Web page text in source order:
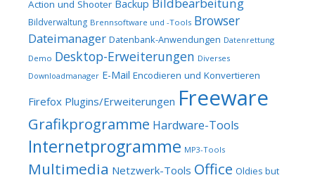
Action und Shooter Backup
Bildverwaltung Brennsoftware und -Tools Browser
Dateimanager Datenbank-Anwendungen Datenrettung
Demo Desktop-Erweiterungen Diverses
Downloadmanager E-Mail Encodieren und Konvertieren
Firefox Plugins/Erweiterungen Freeware
Grafikprogramme Hardware-Tools
Internetprogramme MP3-Tools
Multimedia Netzwerk-Tools Office Oldies but